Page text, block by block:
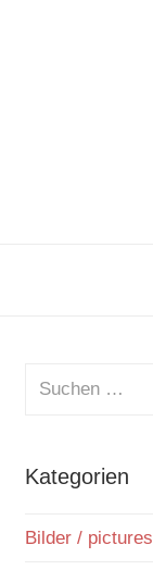
Suchen
Kategorien
Bilder / pictures